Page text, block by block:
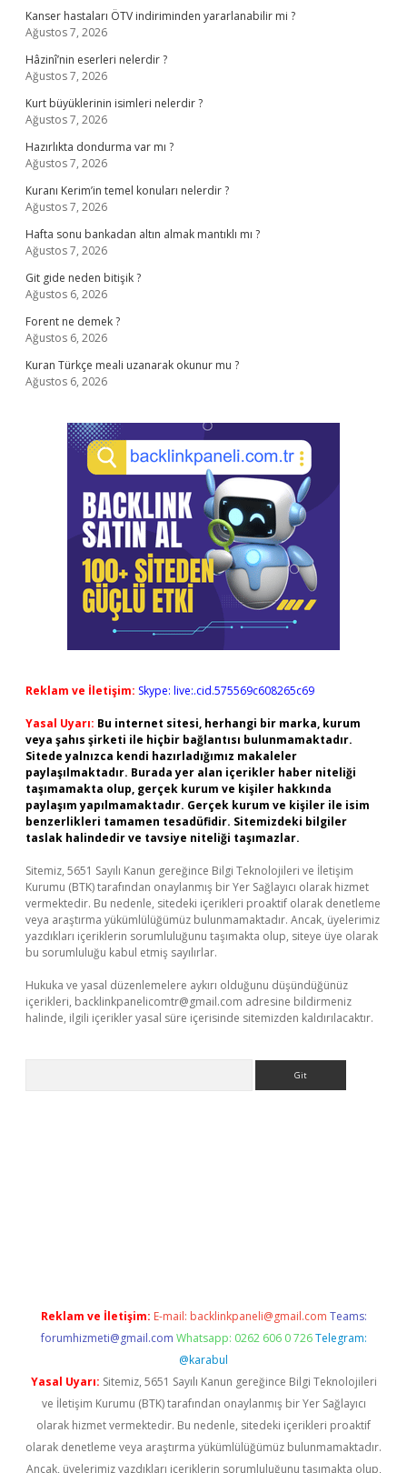
Kanser hastaları ÖTV indiriminden yararlanabilir mi ?
Ağustos 7, 2026
Hâzinî’nin eserleri nelerdir ?
Ağustos 7, 2026
Kurt büyüklerinin isimleri nelerdir ?
Ağustos 7, 2026
Hazırlıkta dondurma var mı ?
Ağustos 7, 2026
Kuranı Kerim’in temel konuları nelerdir ?
Ağustos 7, 2026
Hafta sonu bankadan altın almak mantıklı mı ?
Ağustos 7, 2026
Git gide neden bitişik ?
Ağustos 6, 2026
Forent ne demek ?
Ağustos 6, 2026
Kuran Türkçe meali uzanarak okunur mu ?
Ağustos 6, 2026
Reklam ve İletişim: Skype: live:.cid.575569c608265c69
Yasal Uyarı: Bu internet sitesi, herhangi bir marka, kurum
veya şahıs şirketi ile hiçbir bağlantısı bulunmamaktadır.
Sitede yalnızca kendi hazırladığımız makaleler
paylaşılmaktadır. Burada yer alan içerikler haber niteliği
taşımamakta olup, gerçek kurum ve kişiler hakkında
paylaşım yapılmamaktadır. Gerçek kurum ve kişiler ile isim
benzerlikleri tamamen tesadüfidir. Sitemizdeki bilgiler
taslak halindedir ve tavsiye niteliği taşımazlar.
Sitemiz, 5651 Sayılı Kanun gereğince Bilgi Teknolojileri ve İletişim
Kurumu (BTK) tarafından onaylanmış bir Yer Sağlayıcı olarak hizmet
vermektedir. Bu nedenle, sitedeki içerikleri proaktif olarak denetleme
veya araştırma yükümlülüğümüz bulunmamaktadır. Ancak, üyelerimiz
yazdıkları içeriklerin sorumluluğunu taşımakta olup, siteye üye olarak
bu sorumluluğu kabul etmiş sayılırlar.
Hukuka ve yasal düzenlemelere aykırı olduğunu düşündüğünüz
içerikleri, backlinkpanelicomtr@gmail.com adresine bildirmeniz
halinde, ilgili içerikler yasal süre içerisinde sitemizden kaldırılacaktır.
Reklam ve İletişim: E-mail: backlinkpaneli@gmail.com Teams:
forumhizmeti@gmail.com Whatsapp: 0262 606 0 726 Telegram:
@karabul
Yasal Uyarı: Sitemiz, 5651 Sayılı Kanun gereğince Bilgi Teknolojileri
ve İletişim Kurumu (BTK) tarafından onaylanmış bir Yer Sağlayıcı
olarak hizmet vermektedir. Bu nedenle, sitedeki içerikleri proaktif
olarak denetleme veya araştırma yükümlülüğümüz bulunmamaktadır.
Ancak, üyelerimiz yazdıkları içeriklerin sorumluluğunu taşımakta olup,